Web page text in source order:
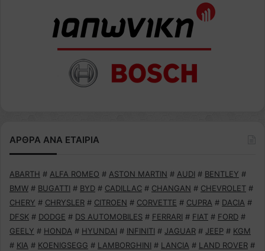
ΑΡΘΡΑ ΑΝΑ ΕΤΑΙΡΙΑ
ABARTH # ALFA ROMEO # ASTON MARTIN # AUDI # BENTLEY #
BMW # BUGATTI # BYD # CADILLAC # CHANGAN # CHEVROLET #
CHERY # CHRYSLER # CITROEN # CORVETTE # CUPRA # DACIA #
DFSK # DODGE # DS AUTOMOBILES # FERRARI # FIAT # FORD #
GEELY # HONDA # HYUNDAI # INFINITI # JAGUAR # JEEP # KGM
# KIA # KOENIGSEGG # LAMBORGHINI # LANCIA # LAND ROVER #